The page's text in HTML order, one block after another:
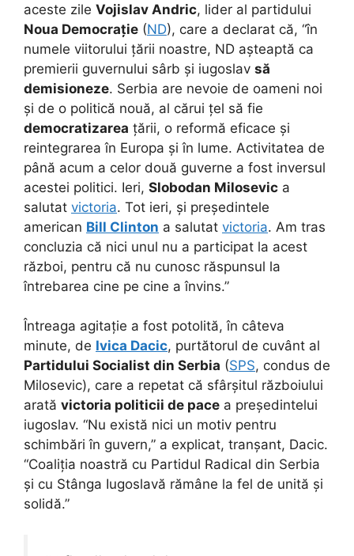
aceste zile Vojislav Andric, lider al partidului
Noua Democrație (ND), care a declarat că, “în
numele viitorului țării noastre, ND așteaptă ca
premierii guvernului sârb și iugoslav să
demisioneze. Serbia are nevoie de oameni noi
și de o politică nouă, al cărui țel să fie
democratizarea țării, o reformă eficace și
reintegrarea în Europa și în lume. Activitatea de
până acum a celor două guverne a fost inversul
acestei politici. Ieri, Slobodan Milosevic a
salutat victoria. Tot ieri, și președintele
american Bill Clinton a salutat victoria. Am tras
concluzia că nici unul nu a participat la acest
război, pentru că nu cunosc răspunsul la
întrebarea cine pe cine a învins.”
Întreaga agitație a fost potolită, în câteva
minute, de Ivica Dacic, purtătorul de cuvânt al
Partidului Socialist din Serbia (SPS, condus de
Milosevic), care a repetat că sfârșitul războiului
arată victoria politicii de pace a președintelui
iugoslav. “Nu există nici un motiv pentru
schimbări în guvern,” a explicat, tranșant, Dacic.
“Coaliția noastră cu Partidul Radical din Serbia
și cu Stânga Iugoslavă rămâne la fel de unită și
solidă.”